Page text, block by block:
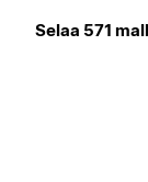
Selaa 571